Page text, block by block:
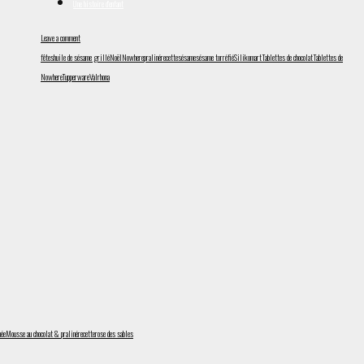
Leave a comment
fêteshuile de sésame grilléNoëlNowherepralinérecettesésamesésame torréfiéSilikomartTablettes de chocolatTablettes de
NowhereTupperwareValrhona
Mousse au chocolat & pralinérecetterose des sables